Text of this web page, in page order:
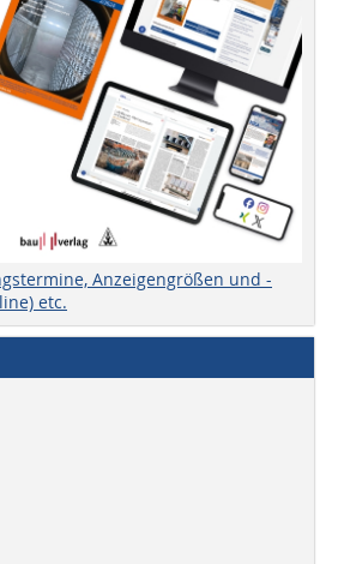
Anzeigengrößen und -
etc.